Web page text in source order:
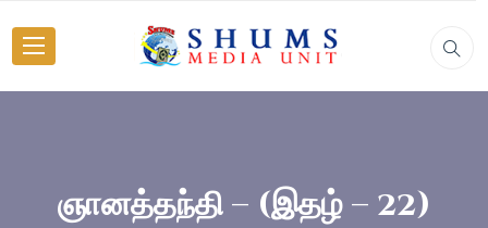
ஞானத்தந்தி – (இதழ் – 22)